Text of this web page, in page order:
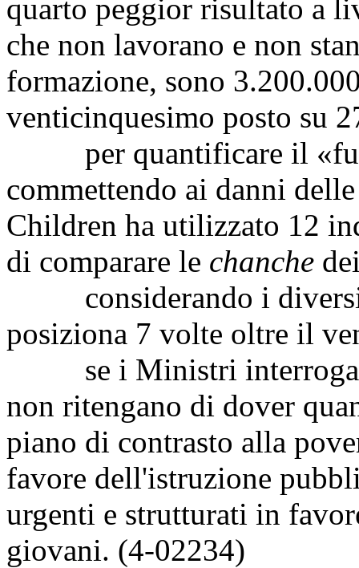
quarto peggior risultato a
che non lavorano e non
formazione, sono
venticinquesimo posto su
per quantificare il
commettendo ai danni
Children ha utilizzato 12
di comparare le chanche
considerando i diversi
posiziona 7 volte oltre il
se i Ministri interrogati,
non ritengano di dover
piano di contrasto alla
favore dell'istruzione
urgenti e strutturati in
giovani. (4-02234)